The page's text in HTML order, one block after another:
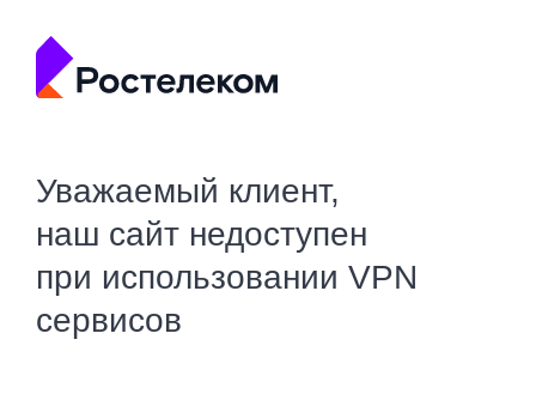
Уважаемый клиент,
наш сайт недоступен
при использовании VPN
сервисов